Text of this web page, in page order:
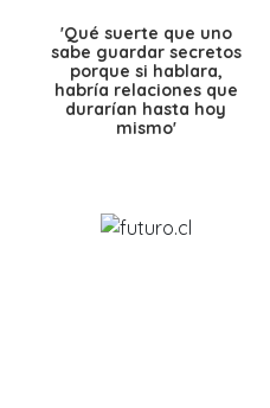
'Qué suerte que uno
sabe guardar secretos
porque si hablara,
habría relaciones que
durarían hasta hoy
mismo'